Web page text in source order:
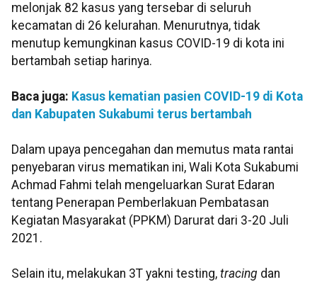
melonjak 82 kasus yang tersebar di seluruh
kecamatan di 26 kelurahan. Menurutnya, tidak
menutup kemungkinan kasus COVID-19 di kota ini
bertambah setiap harinya.
Baca juga: Kasus kematian pasien COVID-19 di Kota
dan Kabupaten Sukabumi terus bertambah
Dalam upaya pencegahan dan memutus mata rantai
penyebaran virus mematikan ini, Wali Kota Sukabumi
Achmad Fahmi telah mengeluarkan Surat Edaran
tentang Penerapan Pemberlakuan Pembatasan
Kegiatan Masyarakat (PPKM) Darurat dari 3-20 Juli
2021.
Selain itu, melakukan 3T yakni testing, tracing dan